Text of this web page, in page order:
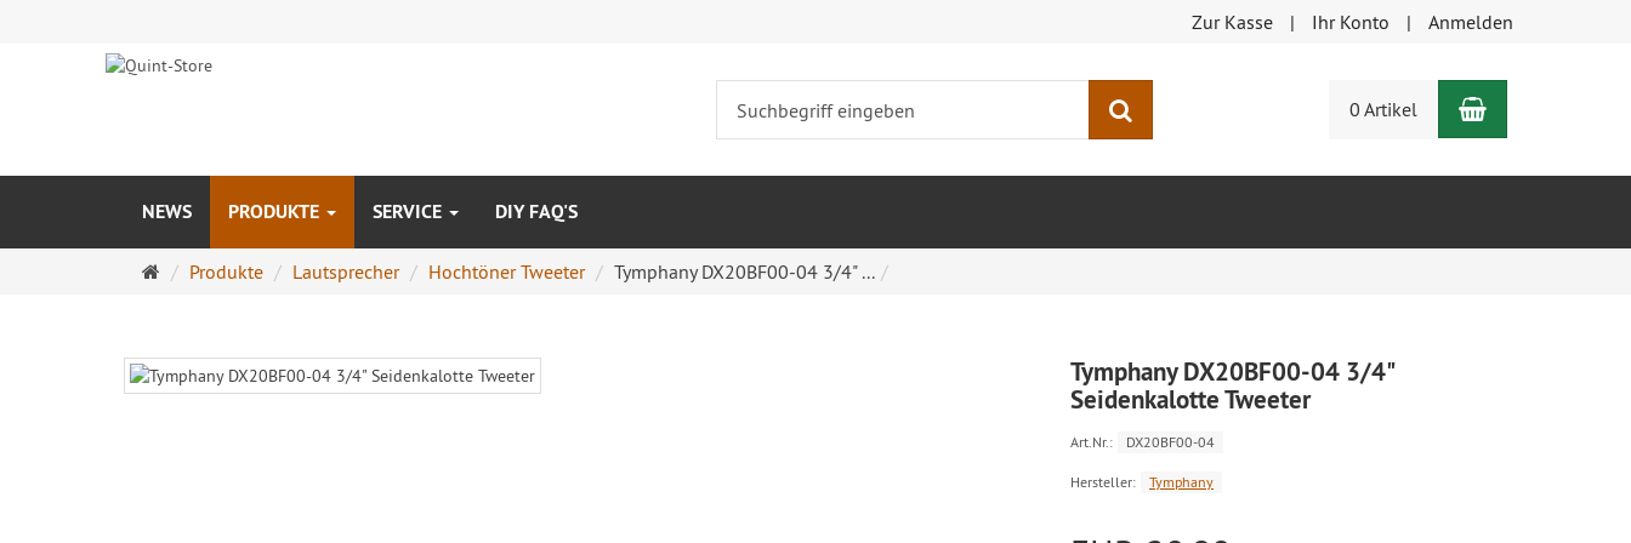
Zur Kasse Ihr Konto Anmelden
0 Artikel Warenkorb
NEWS PRODUKTE SERVICE DIY FAQ'S
Startseite
Produkte Lautsprecher Hochtöner Tweeter Tymphany DX20BF00-04 3/4" ...
Tymphany DX20BF00-04 3/4"
Seidenkalotte Tweeter
Art.Nr.: DX20BF00-04
Hersteller: Tymphany